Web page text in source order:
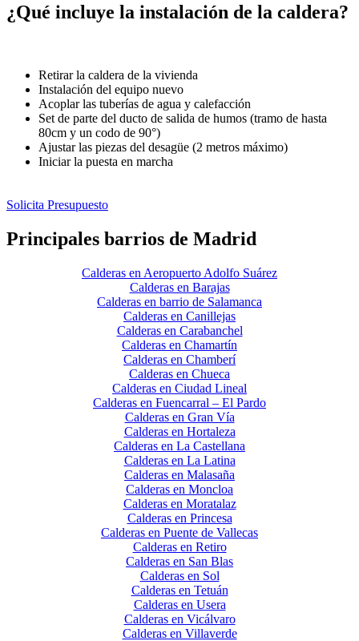
¿Qué incluye la instalación de la caldera?
Retirar la caldera de la vivienda
Instalación del equipo nuevo
Acoplar las tuberías de agua y calefacción
Set de parte del ducto de salida de humos (tramo de hasta
80cm y un codo de 90°)
Ajustar las piezas del desagüe (2 metros máximo)
Iniciar la puesta en marcha
Solicita Presupuesto
Principales barrios de Madrid
Calderas en Aeropuerto Adolfo Suárez
Calderas en Barajas
Calderas en barrio de Salamanca
Calderas en Canillejas
Calderas en Carabanchel
Calderas en Chamartín
Calderas en Chamberí
Calderas en Chueca
Calderas en Ciudad Lineal
Calderas en Fuencarral – El Pardo
Calderas en Gran Vía
Calderas en Hortaleza
Calderas en La Castellana
Calderas en La Latina
Calderas en Malasaña
Calderas en Moncloa
Calderas en Moratalaz
Calderas en Princesa
Calderas en Puente de Vallecas
Calderas en Retiro
Calderas en San Blas
Calderas en Sol
Calderas en Tetuán
Calderas en Usera
Calderas en Vicálvaro
Calderas en Villaverde